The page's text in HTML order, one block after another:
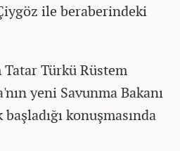
ile beraberindeki
Tatar Türkü Rüstem
yeni Savunma Bakanı
konuşmasında